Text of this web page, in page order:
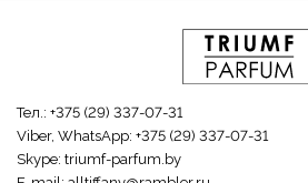
Тел.: +375 (29) 337-07-31
Viber, WhatsApp: +375 (29) 337-07-31
Skype: triumf-parfum.by